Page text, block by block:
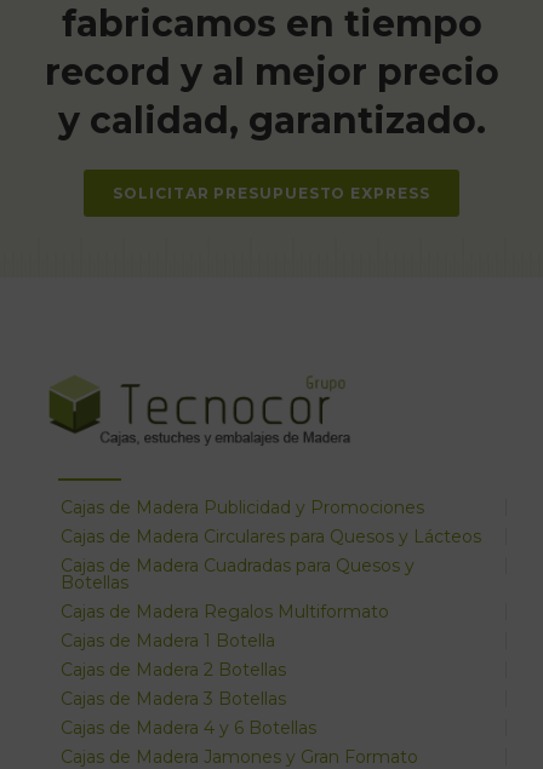
fabricamos en tiempo
record y al mejor precio
y calidad, garantizado.
SOLICITAR PRESUPUESTO EXPRESS
Cajas de Madera Publicidad y Promociones
Cajas de Madera Circulares para Quesos y Lácteos
Cajas de Madera Cuadradas para Quesos y
Botellas
Cajas de Madera Regalos Multiformato
Cajas de Madera 1 Botella
Cajas de Madera 2 Botellas
Cajas de Madera 3 Botellas
Cajas de Madera 4 y 6 Botellas
Cajas de Madera Jamones y Gran Formato